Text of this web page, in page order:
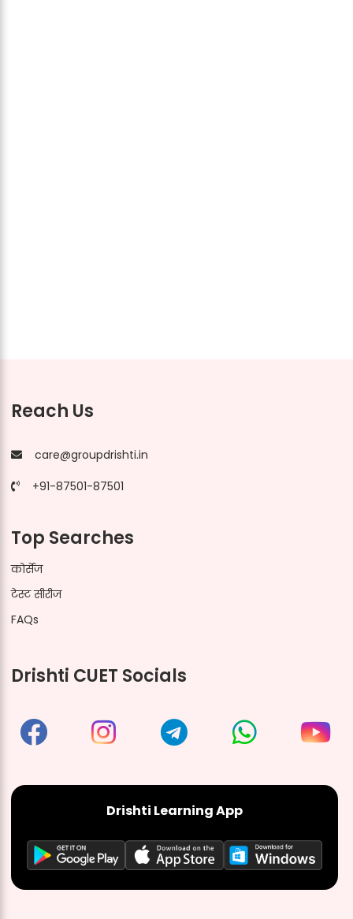
Reach Us
care@groupdrishti.in
+91-87501-87501
Top Searches
कोर्सेज
टेस्ट सीरीज
FAQs
Drishti CUET Socials
Drishti Learning App